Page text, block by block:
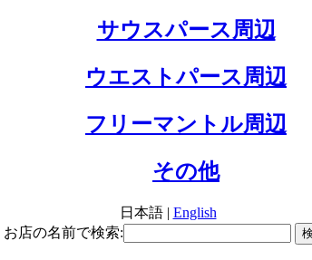
サウスパース周辺
ウエストパース周辺
フリーマントル周辺
その他
日本語 | English
お店の名前で検索: